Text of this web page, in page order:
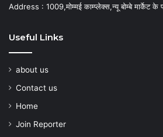
Address : 1009,मोम्मई काम्प्लेक्स,न्यू बोम्बे मार्केट
Useful Links
about us
Contact us
Home
Join Reporter